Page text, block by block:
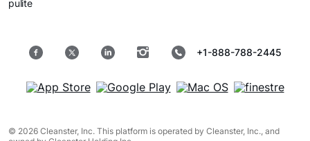
pulite
+1-888-788-2445
© 2026 Cleanster, Inc. This platform is operated by Cleanster, Inc., and